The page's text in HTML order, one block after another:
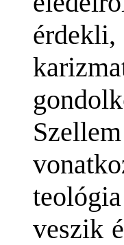
veszik